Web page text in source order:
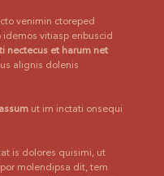
venimin ctoreped
vitiasp eribuscid
nectecus et harum net
alignis dolenis
ut im inctati onsequi
is dolores quisimi, ut
molendipsa dit, tem